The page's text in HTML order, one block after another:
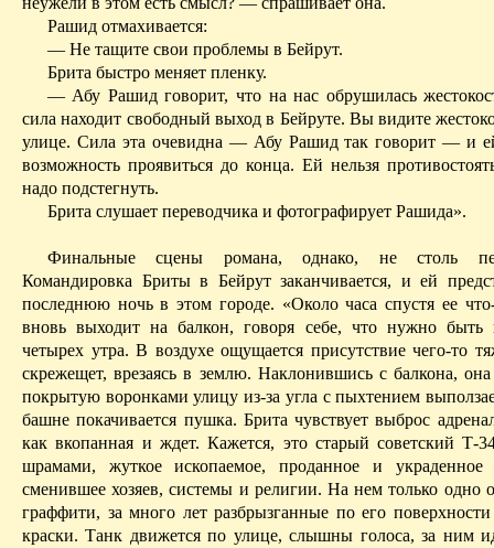
Рашидотмахивается:
— Не тащите свои проблемы в Бейрут.
Бритабыстро меняет пленку.
—Абу Рашидговорит, что на нас обрушилась
сила находит свободный выход в Бейруте. Вы видите
улице. Сила эта очевидна — Абу Рашидтак говорит — и
возможность проявиться до конца. Ей нельзя
надо подстегнуть.
Бритаслушает переводчика и фотографирует Рашида».
Финальные сцены романа, однако, не столь
Командировка Бритыв Бейрут заканчивается, и ей
последнюю ночь в этом городе. «Около часа спустя ее
вновь выходит на балкон, говоря себе, что нужно быть
четырех утра. В воздухе ощущается присутствие чего-то
скрежещет, врезаясь в землю. Наклонившись с балкона,
покрытую воронками улицу из-за угла с пыхтением
башне покачивается пушка. Бритачувствует выброс
как вкопанная и ждет.Кажется, это старый совет­ский Т-
шрамами, жуткое ископаемое, проданное и украденное
сменившее хозяев, системы и религии. На нем только одно
граффити, за много лет разбрызганные по его
краски. Танк движется по улице, слышны голоса, за ним